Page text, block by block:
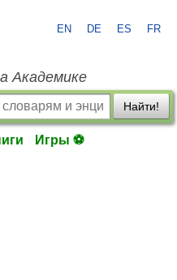
EN DE ES FR
Академике
Найти!
Игры ⚽